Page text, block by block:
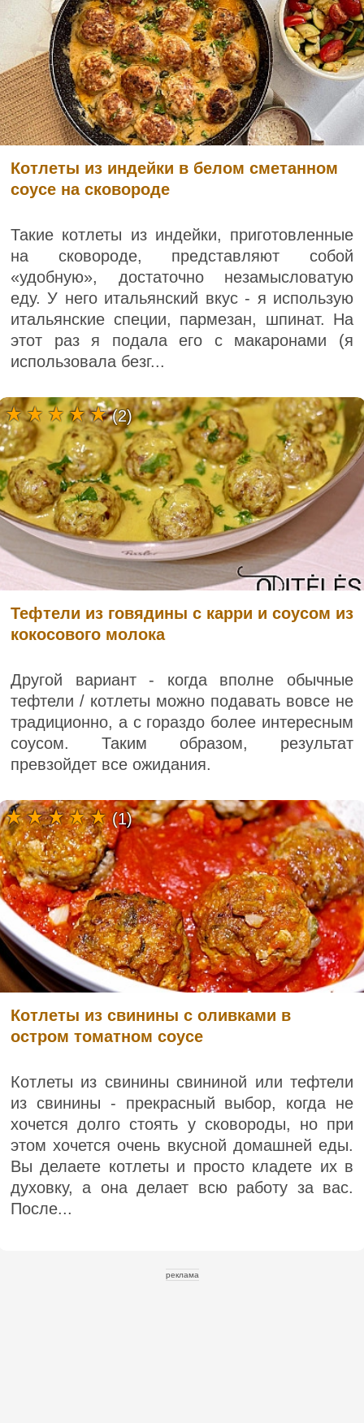
Котлеты из индейки в белом сметанном
соусе на сковороде
Такие котлеты из индейки, приготовленные
на сковороде, представляют собой
«удобную», достаточно незамысловатую
еду. У него итальянский вкус - я использую
итальянские специи, пармезан, шпинат. На
этот раз я подала его с макаронами (я
использовала безг...
Тефтели из говядины с карри и соусом из
кокосового молока
Другой вариант - когда вполне обычные
тефтели / котлеты можно подавать вовсе не
традиционно, а с гораздо более интересным
соусом. Таким образом, результат
превзойдет все ожидания.
(2)
Котлеты из свинины с оливками в
остром томатном соусе
Котлеты из свинины свининой или тефтели
из свинины - прекрасный выбор, когда не
хочется долго стоять у сковороды, но при
этом хочется очень вкусной домашней еды.
Вы делаете котлеты и просто кладете их в
духовку, а она делает всю работу за вас.
После...
(1)
реклама